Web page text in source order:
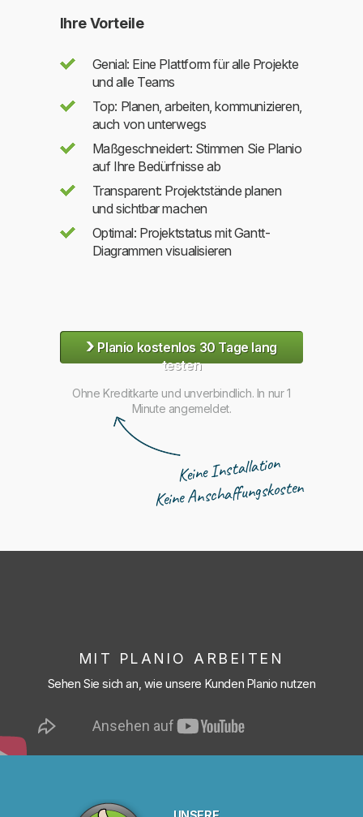
Ihre Vorteile
Genial: Eine Plattform für alle Projekte
und alle Teams
Top: Planen, arbeiten, kommunizieren,
auch von unterwegs
Maßgeschneidert: Stimmen Sie Planio
auf Ihre Bedürfnisse ab
Transparent: Projektstände planen
und sichtbar machen
Optimal: Projektstatus mit Gantt-
Diagrammen visualisieren
›Planio kostenlos 30 Tage lang
testen
Ohne Kreditkarte und unverbindlich. In nur 1
Minute angemeldet.
Keine Installation
Keine Anschaffungskosten
MIT PLANIO ARBEITEN
Sehen Sie sich an, wie unsere Kunden Planio nutzen